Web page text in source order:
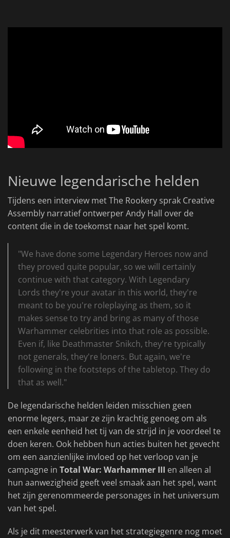
Nieuwe legendarische helden
Tijdens een interview met The Rookery sprak Creative
Assembly narratief ontwerper Andy Hall over de
content die in de toekomst naar het spel komt.
"We have done some Legendary Heroes now and
they proved quite popular, so we will certainly
continue with that category. With Legendary
Lords they're your avatar in this world, they're
meant to be you're roleplaying as them, so it
makes sense to try and bring as many of those
Warhammer celebrities into that role as possible.
Even if, like Deathmaster Snikch, they're typically
not generals, they're loners. But again, we're
following in the footsteps of the tabletop. They do
that as well."
De legendarische helden leiden misschien geen
enorme legers, maar ze zijn krachtig genoeg om als
een enkele eenheid het tij van de strijd in je voordeel te
doen keren. Ook hebben hun acties buiten het gevecht
om een aanzienlijke invloed op het verloop van je
campagne in Total War: Warhammer III en alleen al
hun aanwezigheid geeft veel smaak aan het spel, want
het zijn gerenommeerde personages in het universum
van het spel.
Als je dit meesterwerk van het strategiegenre nog moet